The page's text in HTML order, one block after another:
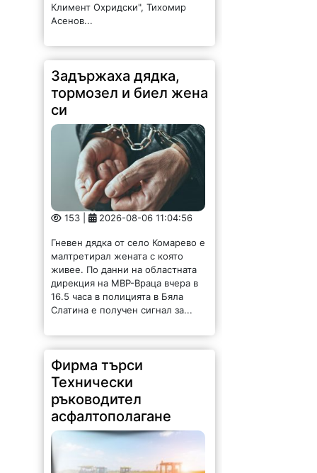
Климент Охридски", Тихомир
Асенов...
Задържаха дядка,
тормозел и биел жена
си
153 | 2026-08-06 11:04:56
Гневен дядка от село Комарево е
малтретирал жената с която
живее. По данни на областната
дирекция на МВР-Враца вчера в
16.5 часа в полицията в Бяла
Слатина е получен сигнал за...
Фирма търси
Технически
ръководител
асфалтополагане